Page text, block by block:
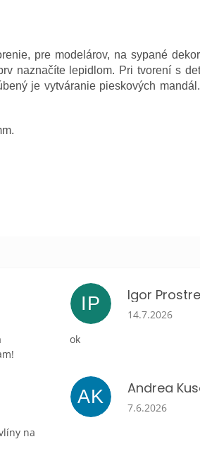
pre modelárov, na sypané
naznačíte lepidlom. Pri tvorení s
je vytváranie pieskových
IP Igor
Hodnotenie
14.7.2026
ok
na
AK Andrea
Hodnotenie
7.6.2026